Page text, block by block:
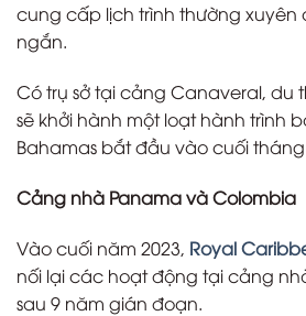
cung cấp lịch trình thường
ngắn.
Có trụ sở tại cảng Canaveral, du
sẽ khởi hành một loạt hành trình
Bahamas bắt đầu vào cuối tháng
Cảng nhà Panama và Colombia
Vào cuối năm 2023, Royal
nối lại các hoạt động tại cảng
sau 9 năm gián đoạn.